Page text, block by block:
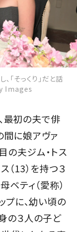
「そっくり」だと話
Images
最初の夫で俳
間に娘アヴァ
の夫ジム・トス
（13）を持つ３
ティ（愛称）
プに、幼い頃の
の３人の子ど